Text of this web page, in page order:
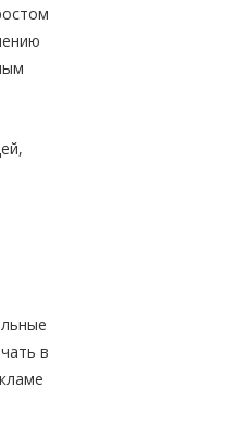
в